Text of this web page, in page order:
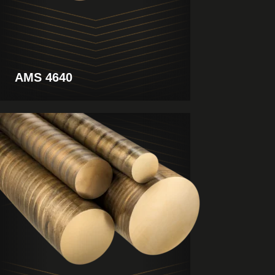
AMS 4640
Ver
producto